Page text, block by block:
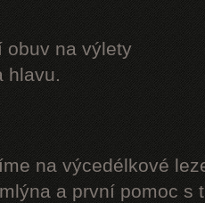
obuv na výlety
hlavu.
na výcedélkové
a první pomoc s